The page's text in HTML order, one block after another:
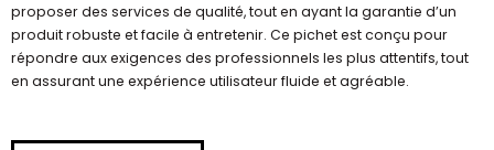
proposer des services de qualité, tout en ayant la garantie d’un
produit robuste et facile à entretenir. Ce pichet est conçu pour
répondre aux exigences des professionnels les plus attentifs, tout
en assurant une expérience utilisateur fluide et agréable.